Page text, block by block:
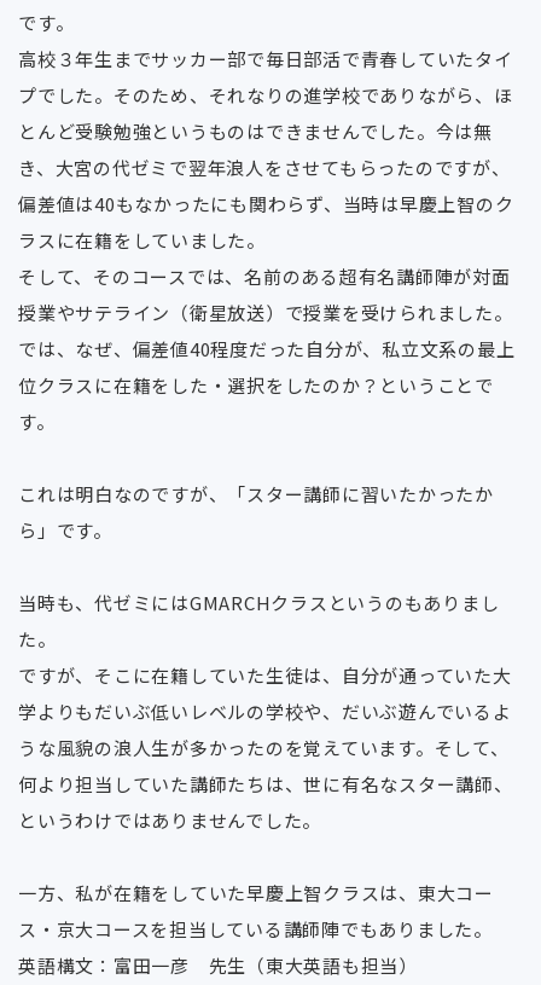
です。
高校３年生までサッカー部で毎日部活で青春していたタイ
プでした。そのため、それなりの進学校でありながら、ほ
とんど受験勉強というものはできませんでした。今は無
き、大宮の代ゼミで翌年浪人をさせてもらったのですが、
偏差値は40もなかったにも関わらず、当時は早慶上智のク
ラスに在籍をしていました。
そして、そのコースでは、名前のある超有名講師陣が対面
授業やサテライン（衛星放送）で授業を受けられました。
では、なぜ、偏差値40程度だった自分が、私立文系の最上
位クラスに在籍をした・選択をしたのか？ということで
す。
これは明白なのですが、「スター講師に習いたかったか
ら」です。
当時も、代ゼミにはGMARCHクラスというのもありまし
た。
ですが、そこに在籍していた生徒は、自分が通っていた大
学よりもだいぶ低いレベルの学校や、だいぶ遊んでいるよ
うな風貌の浪人生が多かったのを覚えています。そして、
何より担当していた講師たちは、世に有名なスター講師、
というわけではありませんでした。
一方、私が在籍をしていた早慶上智クラスは、東大コー
ス・京大コースを担当している講師陣でもありました。
英語構文：富田一彦 先生（東大英語も担当）